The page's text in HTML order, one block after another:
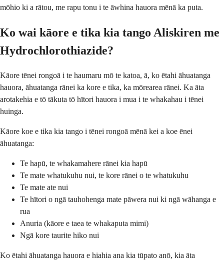
mōhio ki a rātou, me rapu tonu i te āwhina hauora mēnā ka puta.
Ko wai kāore e tika kia tango Aliskiren me
Hydrochlorothiazide?
Kāore tēnei rongoā i te haumaru mō te katoa, ā, ko ētahi āhuatanga
hauora, āhuatanga rānei ka kore e tika, ka mōrearea rānei. Ka āta
arotakehia e tō tākuta tō hītori hauora i mua i te whakahau i tēnei
huinga.
Kāore koe e tika kia tango i tēnei rongoā mēnā kei a koe ēnei
āhuatanga:
Te hapū, te whakamahere rānei kia hapū
Te mate whatukuhu nui, te kore rānei o te whatukuhu
Te mate ate nui
Te hītori o ngā tauhohenga mate pāwera nui ki ngā wāhanga e
rua
Anuria (kāore e taea te whakaputa mimi)
Ngā kore taurite hiko nui
Ko ētahi āhuatanga hauora e hiahia ana kia tūpato anō, kia āta